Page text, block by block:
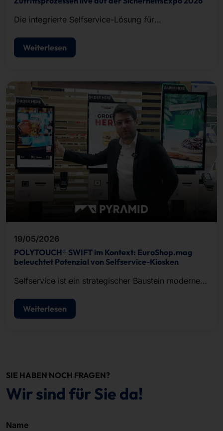
Die integrierte Selfservice-Lösung für
Zutrittskontrolle.
Weiterlesen
19/05/2026
POLYTOUCH® SWIFT im Kontext: EuroShop.mag
beleuchtet Potenzial von Selfservice-Kiosken
Selfservice ist ein strategischer Baustein moderner
Weiterlesen
SIE HABEN NOCH FRAGEN?
Wir sind für Sie da!
Name